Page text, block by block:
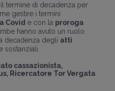
termine di decadenza per
gestire i termini
Covid e con la proroga
hanno avuto un ruolo
decadenza degli atti
sostanziali.
cassazionista,
Ricercatore Tor Vergata